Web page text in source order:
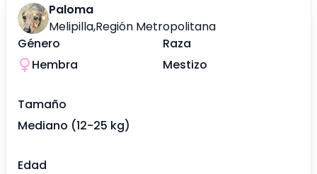
Paloma
Melipilla,Región Metropolitana
Género
Hembra
Raza
Mestizo
Tamaño
Mediano (12-25 kg)
Edad